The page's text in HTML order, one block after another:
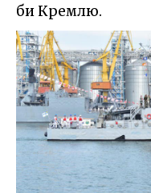
би Кремлю.